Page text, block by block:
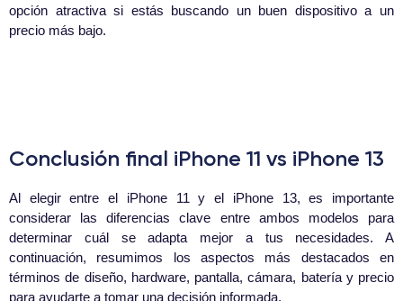
opción atractiva si estás buscando un buen dispositivo a un
precio más bajo.
Conclusión final iPhone 11 vs iPhone 13
Al elegir entre el iPhone 11 y el iPhone 13, es importante
considerar las diferencias clave entre ambos modelos para
determinar cuál se adapta mejor a tus necesidades. A
continuación, resumimos los aspectos más destacados en
términos de diseño, hardware, pantalla, cámara, batería y precio
para ayudarte a tomar una decisión informada.